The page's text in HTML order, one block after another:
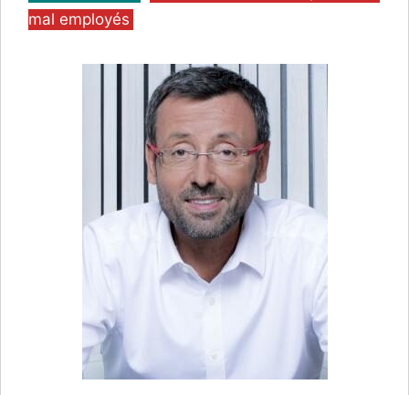
mal employés